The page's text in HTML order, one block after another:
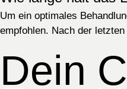
Um ein optimales
empfohlen. Nach der
Dein